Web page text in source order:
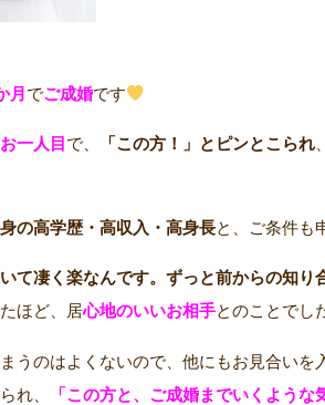
月 でご成婚です
一人目 で、 「この方！」とピンとこられ
身の高学歴・高収入・高身長と、ご条件も
いて凄く楽なんです。ずっと前からの知り
ほど、居心地のいいお相手とのことでし
うのはよくないので、他にもお見合いを
れ、
「この方と、ご成婚までいくよう